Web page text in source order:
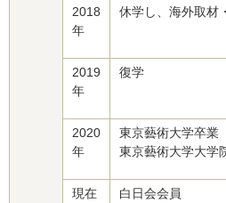
2018
年
休学し、海外取材
2019
年
復学
2020
年
東京藝術大学卒業
東京藝術大学大学
現在 白日会会員